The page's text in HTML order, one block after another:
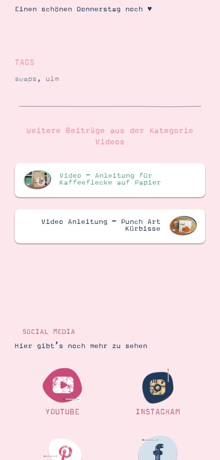
Einen schönen Donnerstag noch ♥
TAGS
swaps, ulm
Weitere Beiträge aus der Kategorie
Videos
Video – Anleitung für
Kaffeeflecke auf Papier
Video Anleitung – Punch Art
Kürbisse
SOCIAL MEDIA
Hier gibt’s noch mehr zu sehen
YOUTUBE INSTAGRAM